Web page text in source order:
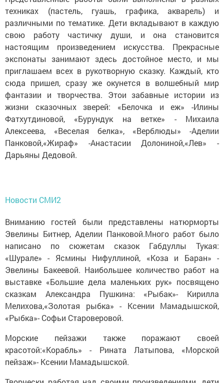
техниках (пастель, гуашь, графика, акварель) и
различными по тематике. Дети вкладывают в каждую
свою работу частичку души, и она становится
настоящим произведением искусства. Прекрасные
экспонаты занимают здесь достойное место, и мы
приглашаем всех в рукотворную сказку. Каждый, кто
сюда пришел, сразу же окунется в волшебный мир
фантазии и творчества. Этои забавные истории из
жизни сказочных зверей: «Белочка и еж» -Илины
Фатхутдиновой, «Бурундук на ветке» - Михаила
Алексеева, «Веселая белка», «Верблюды» -Аделии
Панковой,«Жираф» -Анастасии Долониной,«Лев» -
Дарьяны Дедовой.
Новости СМИ2
Вниманию гостей были представлены натюрморты
Эвелины Битнер, Аделии Панковой.Много работ было
написано по сюжетам сказок Габдуллы Тукая:
«Шурале» - Ясмины Нифуллиной, «Коза и Баран» -
Эвелины Бакеевой. Наибольшее количество работ на
выставке «Большие дела маленьких рук» посвящено
сказкам Александра Пушкина: «Рыбак»- Кирилла
Мелихова,«Золотая рыбка» - Ксении Мамадышской,
«Рыбка»- Софьи Староверовой.
Морские пейзажи также поражают своей
красотой:«Корабль» - Рината Латыпова, «Морской
пейзаж»- Ксении Мамадышской.